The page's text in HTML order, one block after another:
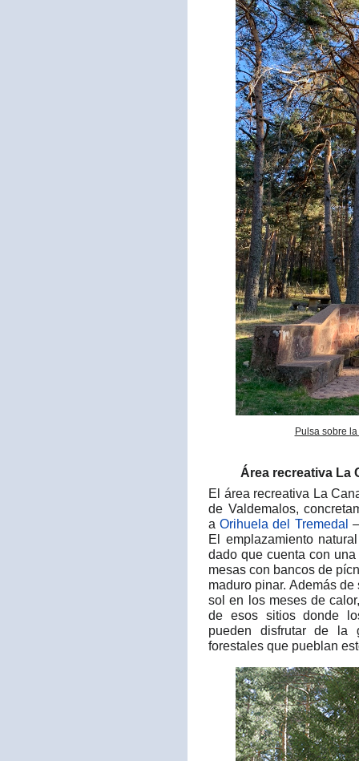
Pulsa sobre
Área recreativa La
El área recreativa La
de Valdemalos,
aOrihuela del Tremedal
El emplazamiento
dado que cuenta con
mesas con bancos de
maduro pinar. Además
sol en los meses de
de esos sitios donde
pueden disfrutar de la
forestales que pueblan